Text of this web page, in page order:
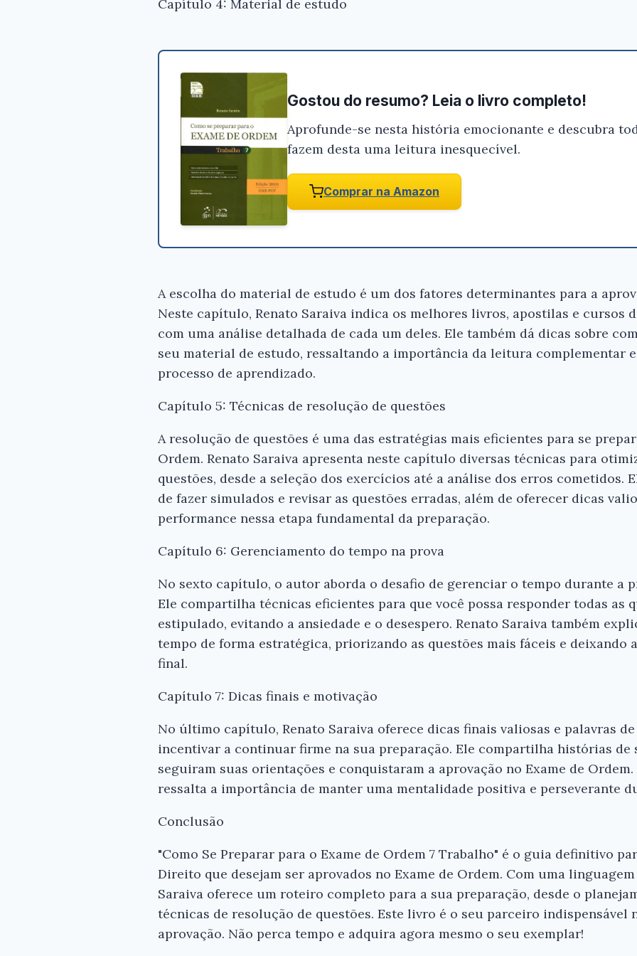
Capítulo 4: Material de estudo
Gostou do resumo? Leia o livro completo!
Aprofunde-se nesta história emocionante e descubra
fazem desta uma leitura inesquecível.
Comprar na Amazon
A escolha do material de estudo é um dos fatores determinantes para a
Neste capítulo, Renato Saraiva indica os melhores livros, apostilas e cursos
com uma análise detalhada de cada um deles. Ele também dá dicas sobre
seu material de estudo, ressaltando a importância da leitura complementar
processo de aprendizado.
Capítulo 5: Técnicas de resolução de questões
A resolução de questões é uma das estratégias mais eficientes para se
Ordem. Renato Saraiva apresenta neste capítulo diversas técnicas para
questões, desde a seleção dos exercícios até a análise dos erros cometidos.
de fazer simulados e revisar as questões erradas, além de oferecer dicas
performance nessa etapa fundamental da preparação.
Capítulo 6: Gerenciamento do tempo na prova
No sexto capítulo, o autor aborda o desafio de gerenciar o tempo durante a
Ele compartilha técnicas eficientes para que você possa responder todas as
estipulado, evitando a ansiedade e o desespero. Renato Saraiva também
tempo de forma estratégica, priorizando as questões mais fáceis e deixando
final.
Capítulo 7: Dicas finais e motivação
No último capítulo, Renato Saraiva oferece dicas finais valiosas e palavras
incentivar a continuar firme na sua preparação. Ele compartilha histórias de
seguiram suas orientações e conquistaram a aprovação no Exame de
ressalta a importância de manter uma mentalidade positiva e perseverante
Conclusão
"Como Se Preparar para o Exame de Ordem 7 Trabalho" é o guia definitivo
Direito que desejam ser aprovados no Exame de Ordem. Com uma
Saraiva oferece um roteiro completo para a sua preparação, desde o
técnicas de resolução de questões. Este livro é o seu parceiro indispensável
aprovação. Não perca tempo e adquira agora mesmo o seu exemplar!